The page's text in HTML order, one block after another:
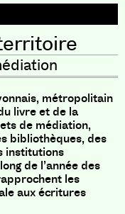
métropolitain
livre et de la
de médiation,
bibliothèques, des
institutions
de l’année des
les
aux écritures